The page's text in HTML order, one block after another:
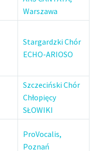
Warszawa
Stargardzki Chór
ECHO-ARIOSO
Szczeciński Chór
Chłopięcy
SŁOWIKI
ProVocalis,
Poznań